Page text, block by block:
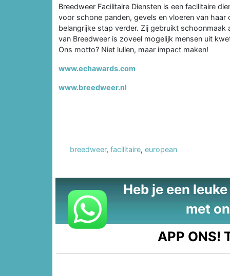
Breedweer Facilitaire Diensten is een facilitaire
voor schone panden, gevels en vloeren van
belangrijke stap verder. Zij gebruikt
van Breedweer is zoveel mogelijk mensen uit
Ons motto? Niet lullen, maar impact maken!
www.echawards.com
www.breedweer.nl
breedweer, facilitaire, european
Heb je een
met
APP ONS!